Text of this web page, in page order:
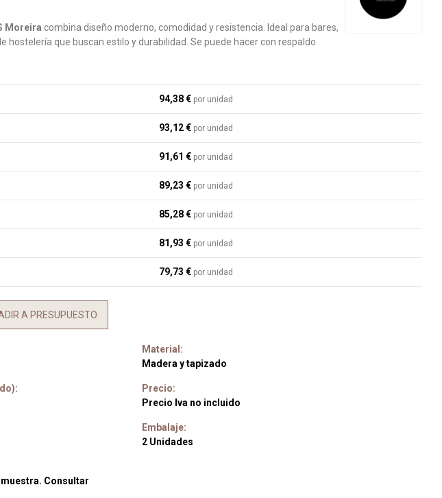
Moreira combina diseño moderno, comodidad y resistencia. Ideal para bares,
hostelería que buscan estilo y durabilidad. Se puede hacer con respaldo
94,38 € por unidad
93,12 € por unidad
91,61 € por unidad
89,23 € por unidad
85,28 € por unidad
81,93 € por unidad
79,73 € por unidad
A PRESUPUESTO
Material:
Madera y tapizado
Precio:
Precio Iva no incluido
Embalaje:
2 Unidades
Consultar